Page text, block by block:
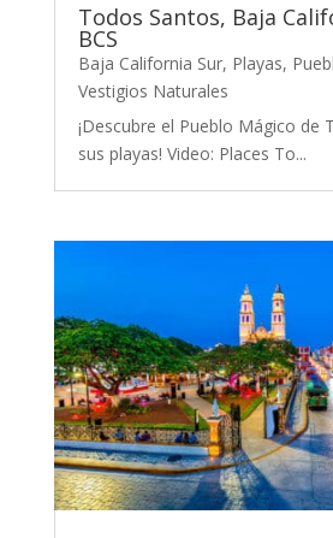
Todos Santos, Baja
BCS
Baja California Sur, Playas,
Vestigios Naturales
¡Descubre el Pueblo Mágico de
sus playas! Video: Places To...